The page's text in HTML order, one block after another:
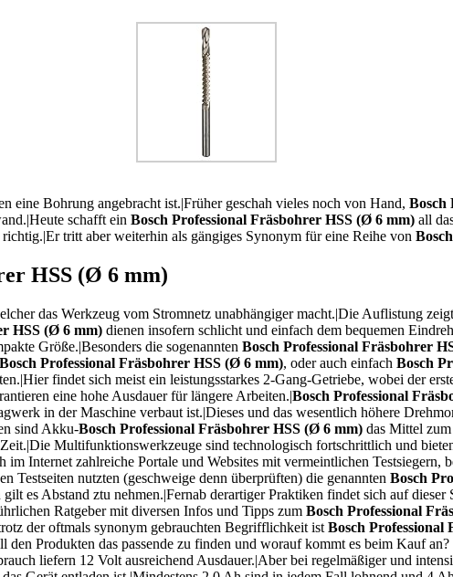
eine Bohrung angebracht ist.|Früher geschah vieles noch von Hand, Bosch
schafft ein Bosch Professional Fräsbohrer HSS (Ø 6 mm) all
tritt aber weiterhin als gängiges Synonym für eine Reihe von
HSS (Ø 6 mm)
das Werkzeug vom Stromnetz unabhängiger macht.|Die Auflistung
HSS (Ø 6 mm) dienen insofern schlicht und einfach dem bequemen
Größe.|Besonders die sogenannten Bosch Professional Fräsbohrer
Bosch Professional Fräsbohrer HSS (Ø 6 mm), oder auch einfach Bosch
findet sich meist ein leistungsstarkes 2-Gang-Getriebe, wobei der
eine hohe Ausdauer für längere Arbeiten.|Bosch Professional
in der Maschine verbaut ist.|Dieses und das wesentlich höhere
sind Akku-Bosch Professional Fräsbohrer HSS (Ø 6 mm) das Mittel
Multifunktionswerkzeuge sind technologisch fortschrittlich und
Internet zahlreiche Portale und Websites mit vermeintlichen Testsiegern,
nutzten (geschweige denn überprüften) die genannten Bosch
es Abstand ztu nehmen.|Fernab derartiger Praktiken findet sich auf dieser
Ratgeber mit diversen Infos und Tipps zum Bosch Professional
der oftmals synonym gebrauchten Begrifflichkeit ist Bosch Professional
den Produkten das passende zu finden und worauf kommt es beim Kauf
liefern 12 Volt ausreichend Ausdauer.|Aber bei regelmäßiger und